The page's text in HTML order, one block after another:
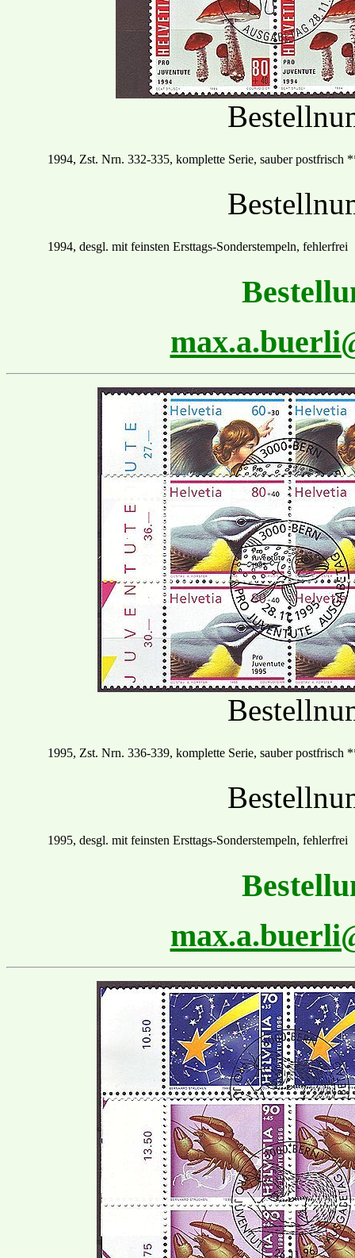
1994, Zst. Nrn. 332-335, komplette Serie, sauber postfrisch
1994, desgl. mit feinsten Ersttags-Sonderstempeln, fehlerfrei
1995, Zst. Nrn. 336-339, komplette Serie, sauber postfrisch
1995, desgl. mit feinsten Ersttags-Sonderstempeln, fehlerfrei